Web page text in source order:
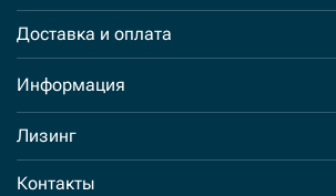
Доставка и оплата
Информация
Лизинг
Контакты